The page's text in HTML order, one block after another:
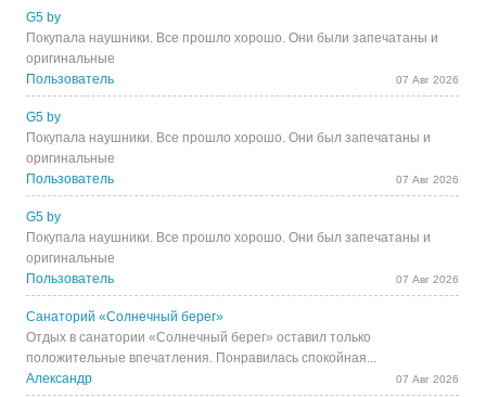
G5 by
Покупала наушники. Все прошло хорошо. Они были запечатаны и
оригинальные
Пользователь
07 Авг 2026
G5 by
Покупала наушники. Все прошло хорошо. Они был запечатаны и
оригинальные
Пользователь
07 Авг 2026
G5 by
Покупала наушники. Все прошло хорошо. Они был запечатаны и
оригинальные
Пользователь
07 Авг 2026
Санаторий «Солнечный берег»
Отдых в санатории «Солнечный берег» оставил только
положительные впечатления. Понравилась спокойная...
Александр
07 Авг 2026